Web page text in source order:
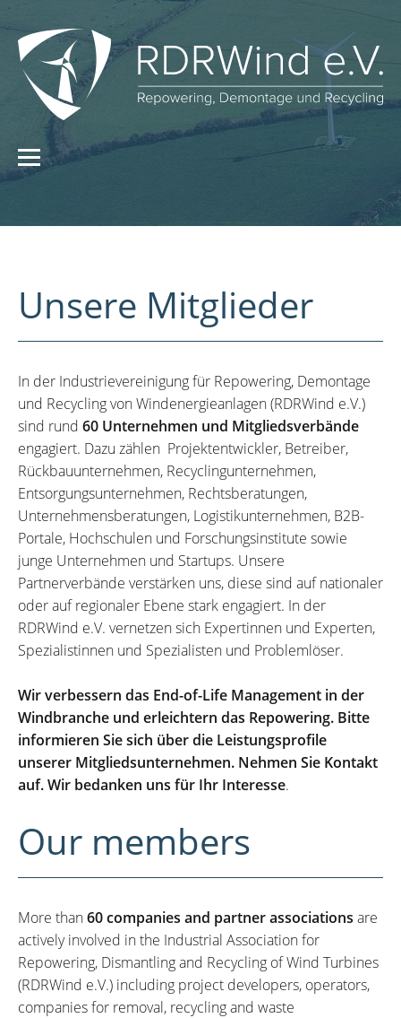
Unsere Mitglieder
In der Industrievereinigung für Repowering, Demontage
und Recycling von Windenergieanlagen (RDRWind e.V.)
sind rund 60 Unternehmen und Mitgliedsverbände
engagiert. Dazu zählen Projektentwickler, Betreiber,
Rückbauunternehmen, Recyclingunternehmen,
Entsorgungsunternehmen, Rechtsberatungen,
Unternehmensberatungen, Logistikunternehmen, B2B-
Portale, Hochschulen und Forschungsinstitute sowie
junge Unternehmen und Startups. Unsere
Partnerverbände verstärken uns, diese sind auf nationaler
oder auf regionaler Ebene stark engagiert. In der
RDRWind e.V. vernetzen sich Expertinnen und Experten,
Spezialistinnen und Spezialisten und Problemlöser.
Wir verbessern das End-of-Life Management in der
Windbranche und erleichtern das Repowering. Bitte
informieren Sie sich über die Leistungsprofile
unserer Mitgliedsunternehmen. Nehmen Sie Kontakt
auf. Wir bedanken uns für Ihr Interesse.
Our members
More than60 companies and partner associations are
actively involved in the Industrial Association for
Repowering, Dismantling and Recycling of Wind Turbines
(RDRWind e.V.) including project developers, operators,
companies for removal, recycling and waste